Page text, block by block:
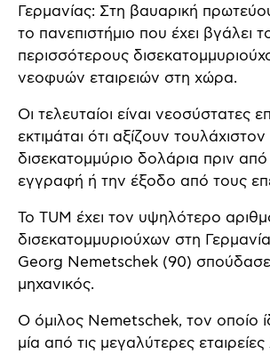
Γερμανίας: Στη βαυαρική
το πανεπιστήμιο που έχει βγάλει
περισσότερους
νεοφυών εταιρειών στη χώρα.
Οι τελευταίοι είναι νεοσύστατες
εκτιμάται ότι αξίζουν
δισεκατομμύριο δολάρια πριν
εγγραφή ή την έξοδο από τους
Το TUM έχει τον υψηλότερο
δισεκατομμυριούχων στη
Georg Nemetschek (90) σπούδασε
μηχανικός.
Ο όμιλος Nemetschek, τον οποίο
μία από τις μεγαλύτερες